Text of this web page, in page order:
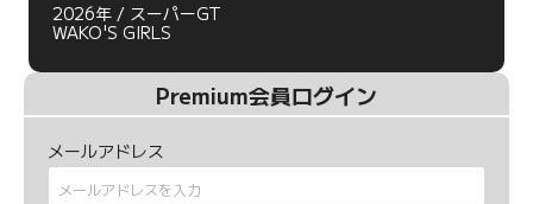
2026年 / スーパーGT
WAKO'S GIRLS
Premium会員ログイン
メールアドレス